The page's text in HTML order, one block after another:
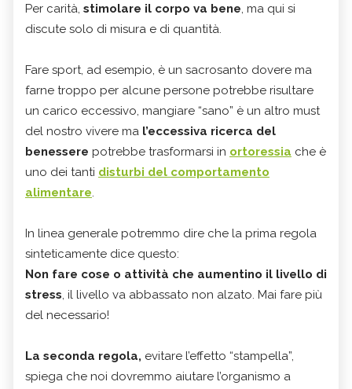
Per carità, stimolare il corpo va bene, ma qui si
discute solo di misura e di quantità.
Fare sport, ad esempio, è un sacrosanto dovere ma
farne troppo per alcune persone potrebbe risultare
un carico eccessivo, mangiare “sano” è un altro must
del nostro vivere ma l’eccessiva ricerca del
benessere potrebbe trasformarsi in ortoressia che è
uno dei tanti disturbi del comportamento
alimentare.
In linea generale potremmo dire che la prima regola
sinteticamente dice questo:
Non fare cose o attività che aumentino il livello di
stress, il livello va abbassato non alzato. Mai fare più
del necessario!
La seconda regola, evitare l’effetto “stampella”,
spiega che noi dovremmo aiutare l’organismo a